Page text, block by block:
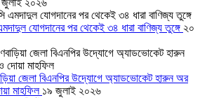
২০২৬
যোগদানের পর থেকেই ৩৪ ধারা বাণিজ্য তুঙ্গে ২০
জেলা বিএনপির উদ্যোগে অ্যাডভোকেট হারুন অর
মাহফিল ১৯ জুলাই ২০২৬